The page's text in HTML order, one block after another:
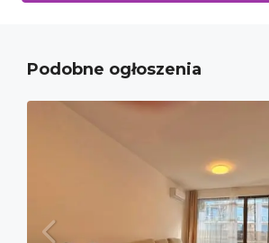
Podobne ogłoszenia